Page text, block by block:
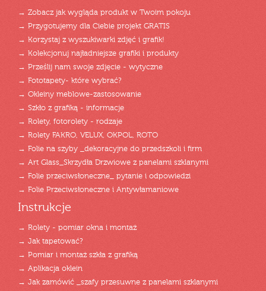
→ Zobacz jak wygląda produkt w Twoim pokoju
→ Przygotujemy dla Ciebie projekt GRATIS
→ Korzystaj z wyszukiwarki zdjęć i grafik!
→ Kolekcjonuj najładniejsze grafiki i produkty
→ Prześlij nam swoje zdjęcie - wytyczne
→ Fototapety- które wybrać?
→ Okleiny meblowe-zastosowanie
→ Szkło z grafiką - informacje
→ Rolety, fotorolety - rodzaje
→ Rolety FAKRO, VELUX, OKPOL, ROTO
→ Folie na szyby _dekoracyjne do przedszkoli i firm
→ Art Glass_Skrzydła Drzwiowe z panelami szklanymi
→ Folie przeciwsłoneczne_ pytanie i odpowiedzi
→ Folie Przeciwsłoneczne i Antywłamaniowe
Instrukcje
→ Rolety - pomiar okna i montaż
→ Jak tapetować?
→ Pomiar i montaż szkła z grafiką
→ Aplikacja oklein
→ Jak zamówić _szafy przesuwne z panelami szklanymi